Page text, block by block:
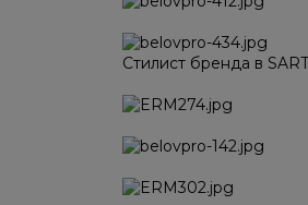
Стилист бренда в